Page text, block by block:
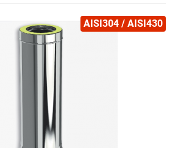
AISI304 / AISI430